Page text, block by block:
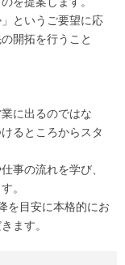
というご要望に応
開拓を行うこと
に出るのではな
るところからスタ
事の流れを学び、
。
を目安に本格的にお
ます。